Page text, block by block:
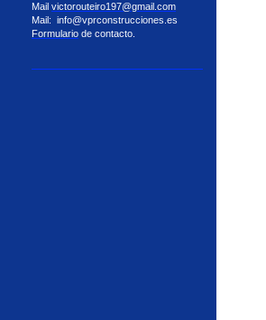
Mail victorouteiro197@gmail.com
Mail: info@vprconstrucciones.es
Formulario de contacto.